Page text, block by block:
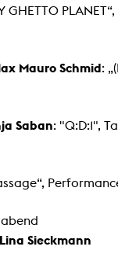
GHETTO
Mauro Schmid:
Saban: "Q:D:1",
Sieckmann